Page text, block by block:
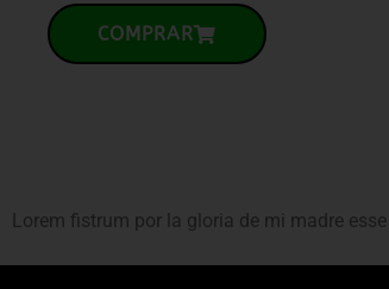
COMPRAR
Lorem fistrum por la gloria de mi madre